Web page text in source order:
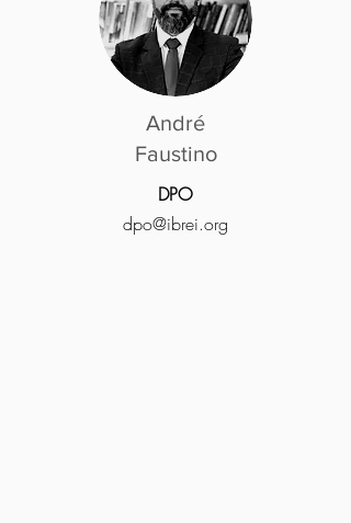
André
Faustino
DPO
dpo@ibrei.org